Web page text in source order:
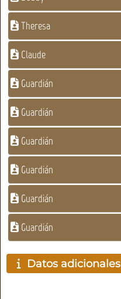
Theresa
Claude
Guardián
Guardián
Guardián
Guardián
Guardián
Guardián
Datos adicionales